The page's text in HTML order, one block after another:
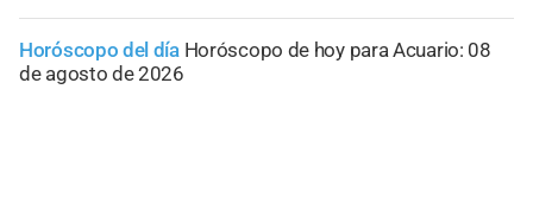
Horóscopo del día Horóscopo de hoy para Acuario: 08
de agosto de 2026